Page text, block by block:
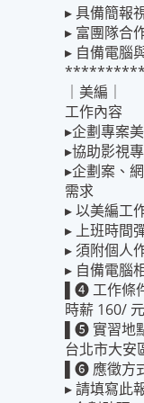
▸ 具備簡報
▸ 富團隊合
▸ 自備電腦
｜美編｜
工作內容
▸企劃專案
▸協助影視
▸企劃案、
需求
▸ 以美編工
▸ 上班時間
▸ 須附個人
▸ 自備電腦
▌➍ 工作條
時薪 160/
▌❺ 實習地
台北市大安
▌➏ 應徵方
▸ 請填寫此